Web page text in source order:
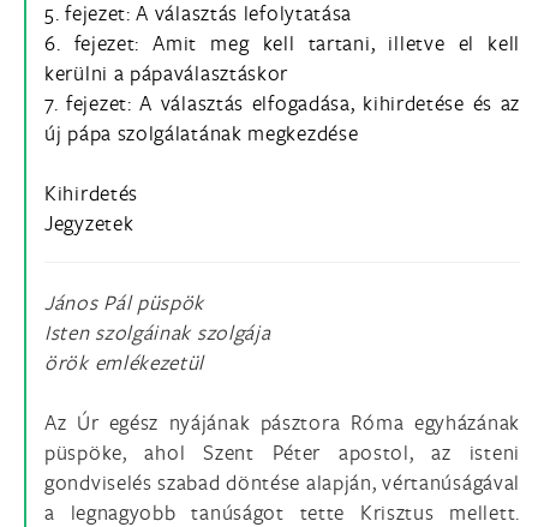
5. fejezet: A választás lefolytatása
6. fejezet: Amit meg kell tartani, illetve el kell
kerülni a pápaválasztáskor
7. fejezet: A választás elfogadása, kihirdetése és az
új pápa szolgálatának megkezdése
Kihirdetés
Jegyzetek
János Pál püspök
Isten szolgáinak szolgája
örök emlékezetül
Az Úr egész nyájának pásztora Róma egyházának
püspöke, ahol Szent Péter apostol, az isteni
gondviselés szabad döntése alapján, vértanúságával
a legnagyobb tanúságot tette Krisztus mellett.